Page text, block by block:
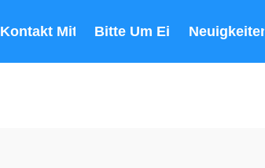
Kontakt Mit UnsBitte Um Ein Angebot
Neuigkeiten